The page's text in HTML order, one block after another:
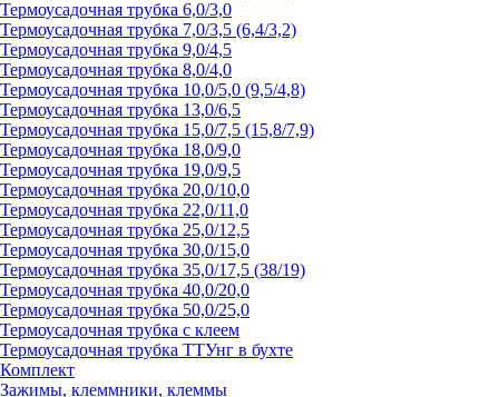
Термоусадочная трубка 6,0/3,0
Термоусадочная трубка 7,0/3,5 (6,4/3,2)
Термоусадочная трубка 9,0/4,5
Термоусадочная трубка 8,0/4,0
Термоусадочная трубка 10,0/5,0 (9,5/4,8)
Термоусадочная трубка 13,0/6,5
Термоусадочная трубка 15,0/7,5 (15,8/7,9)
Термоусадочная трубка 18,0/9,0
Термоусадочная трубка 19,0/9,5
Термоусадочная трубка 20,0/10,0
Термоусадочная трубка 22,0/11,0
Термоусадочная трубка 25,0/12,5
Термоусадочная трубка 30,0/15,0
Термоусадочная трубка 35,0/17,5 (38/19)
Термоусадочная трубка 40,0/20,0
Термоусадочная трубка 50,0/25,0
Термоусадочная трубка с клеем
Термоусадочная трубка ТТУнг в бухте
Комплект
Зажимы, клеммники, клеммы